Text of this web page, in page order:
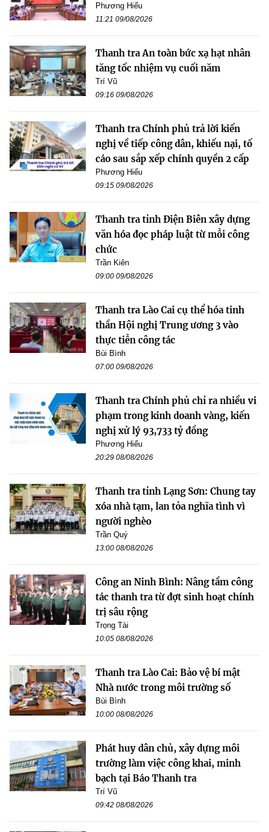
Phương Hiếu
11:21 09/08/2026
Thanh tra An toàn bức xạ hạt nhân
tăng tốc nhiệm vụ cuối năm
Trí Vũ
09:16 09/08/2026
Thanh tra Chính phủ trả lời kiến
nghị về tiếp công dân, khiếu nại, tố
cáo sau sắp xếp chính quyền 2 cấp
Phương Hiếu
09:15 09/08/2026
Thanh tra tỉnh Điện Biên xây dựng
văn hóa đọc pháp luật từ mỗi công
chức
Trần Kiên
09:00 09/08/2026
Thanh tra Lào Cai cụ thể hóa tinh
thần Hội nghị Trung ương 3 vào
thực tiễn công tác
Bùi Bình
07:00 09/08/2026
Thanh tra Chính phủ chỉ ra nhiều vi
phạm trong kinh doanh vàng, kiến
nghị xử lý 93,733 tỷ đồng
Phương Hiếu
20:29 08/08/2026
Thanh tra tỉnh Lạng Sơn: Chung tay
xóa nhà tạm, lan tỏa nghĩa tình vì
người nghèo
Trần Quý
13:00 08/08/2026
Công an Ninh Bình: Nâng tầm công
tác thanh tra từ đợt sinh hoạt chính
trị sâu rộng
Trọng Tài
10:05 08/08/2026
Thanh tra Lào Cai: Bảo vệ bí mật
Nhà nước trong môi trường số
Bùi Bình
10:00 08/08/2026
Phát huy dân chủ, xây dựng môi
trường làm việc công khai, minh
bạch tại Báo Thanh tra
Trí Vũ
09:42 08/08/2026